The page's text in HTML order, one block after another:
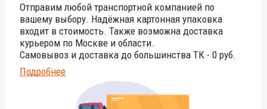
Отправим любой транспортной компанией по
вашему выбору. Надёжная картонная упаковка
входит в стоимость. Также возможна доставка
курьером по Москве и области.
Самовывоз и доставка до большинства ТК - 0 руб.
Подробнее